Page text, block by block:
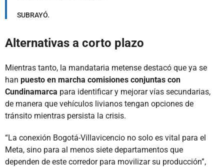
SUBRAYÓ.
Alternativas a corto plazo
Mientras tanto, la mandataria metense destacó que ya se
han puesto en marcha comisiones conjuntas con
Cundinamarca para identificar y mejorar vías secundarias,
de manera que vehículos livianos tengan opciones de
tránsito mientras persista la crisis.
“La conexión Bogotá-Villavicencio no solo es vital para el
Meta, sino para al menos siete departamentos que
dependen de este corredor para movilizar su producción”,